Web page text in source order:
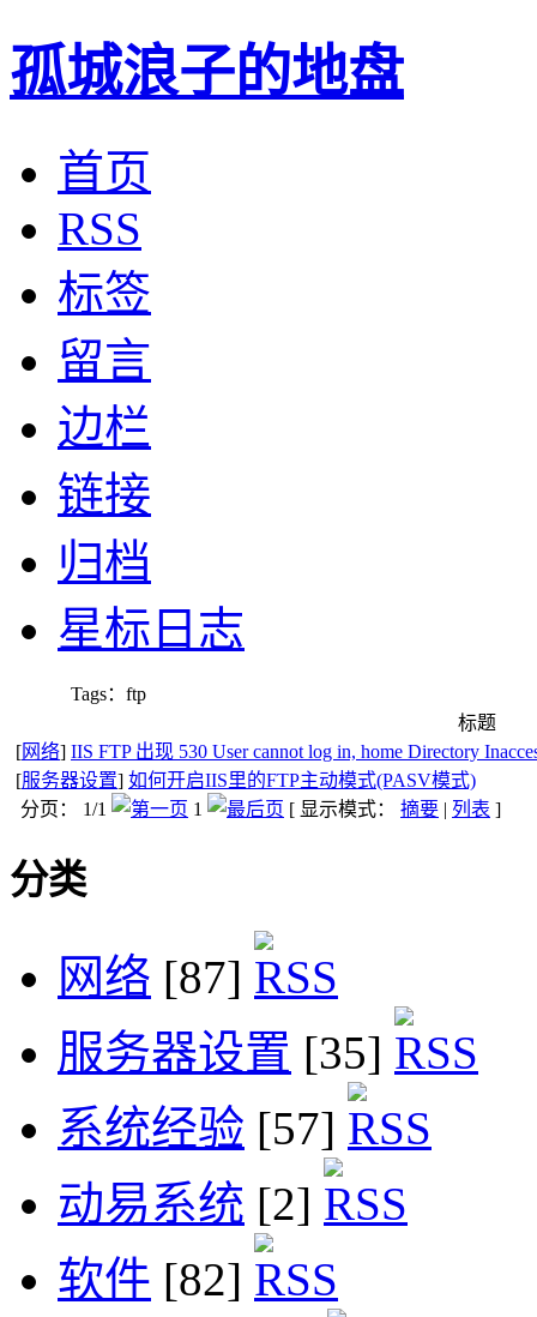
孤城浪子的地盘
首页
RSS
标签
留言
边栏
链接
归档
星标日志
Tags：ftp
标题
[网络] IIS FTP 出现 530 User cannot log in, home Directory
[服务器设置] 如何开启IIS里的FTP主动模式(PASV模式)
分页： 1/1
1 [ 显示模式： 摘要 | 列表 ]
分类
网络 [87]
服务器设置 [35]
系统经验 [57]
动易系统 [2]
软件 [82]